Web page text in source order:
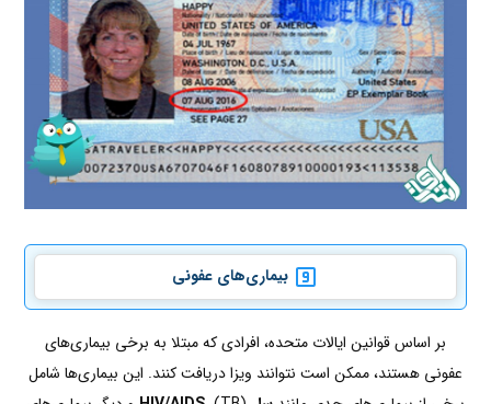
بیماری‌های عفونی
بر اساس قوانین ایالات متحده، افرادی که مبتلا به برخی بیماری‌های
عفونی هستند، ممکن است نتوانند ویزا دریافت کنند. این بیماری‌ها شامل